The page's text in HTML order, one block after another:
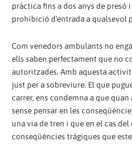
pràctica fins a dos anys de
prohibició d'entrada a qualsevol
Com venedors ambulants no
ells saben perfectament que no
autoritzades. Amb aquesta
just per a sobreviure. El que
carrer, ens condemna a que
sense pensar en les
una via de tren i que en el cas
conseqüències tràgiques que